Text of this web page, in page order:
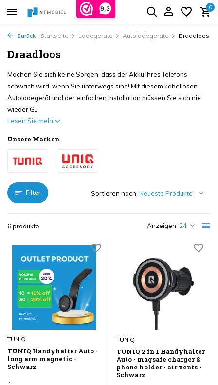
9,3 0
Zurück Startseite Ladegerate Autoladegeräte Draadloos
Draadloos
Machen Sie sich keine Sorgen, dass der Akku Ihres Telefons
schwach wird, wenn Sie unterwegs sind! Mit diesem kabellosen
Autoladegerät und der einfachen Installation müssen Sie sich nie
wieder G...
Lesen Sie mehr
Unsere Marken
Filter
6 produkte Anzeigen:
Sortieren nach:
TUNIQ
TUNIQ Handyhalter Auto -
long arm magnetic -
Schwarz
TUNIQ
TUNIQ 2 in 1 Handyhalter
Auto - magsafe charger &
phone holder - air vents -
Schwarz